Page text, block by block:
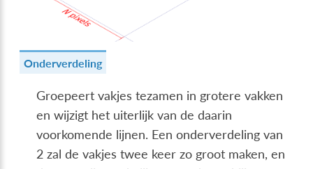
Onderverdeling
Groepeert vakjes tezamen in grotere vakken
en wijzigt het uiterlijk van de daarin
voorkomende lijnen. Een onderverdeling van
2 zal de vakjes twee keer zo groot maken, en